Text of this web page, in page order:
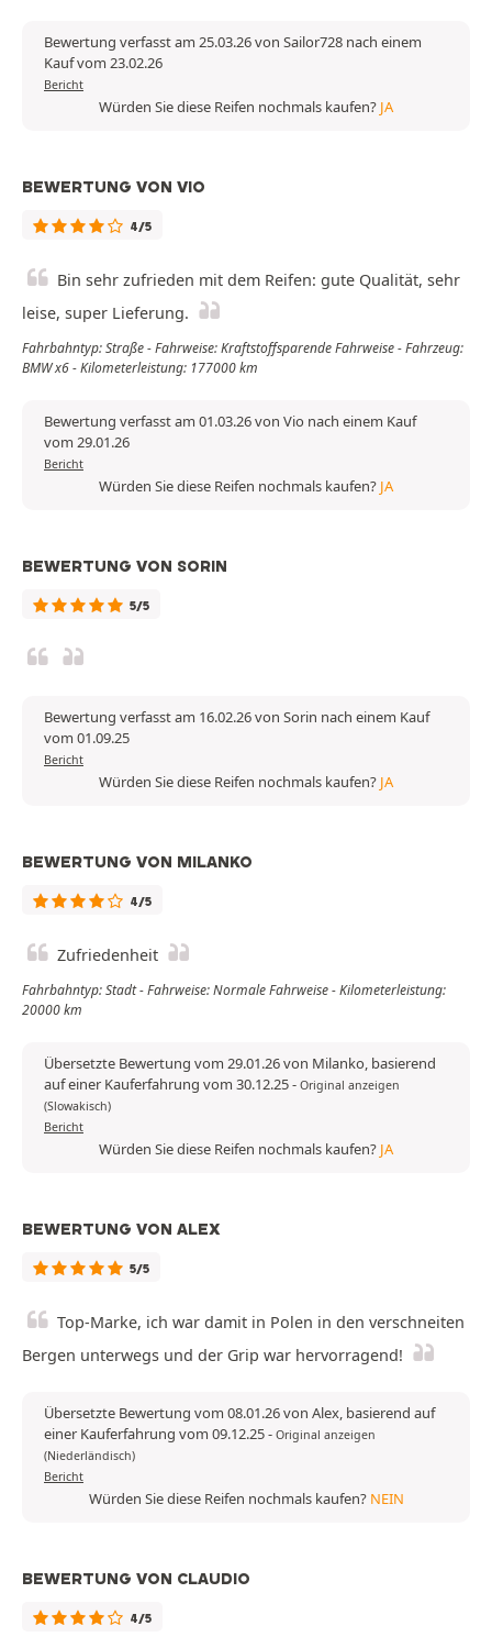
Bewertung verfasst am 25.03.26 von Sailor728 nach einem
Kauf vom 23.02.26
Bericht
Würden Sie diese Reifen nochmals kaufen? JA
BEWERTUNG VON VIO
4/5
Bin sehr zufrieden mit dem Reifen: gute Qualität, sehr
leise, super Lieferung.
Fahrbahntyp: Straße - Fahrweise: Kraftstoffsparende Fahrweise - Fahrzeug:
BMW x6 - Kilometerleistung: 177000 km
Bewertung verfasst am 01.03.26 von Vio nach einem Kauf
vom 29.01.26
Bericht
Würden Sie diese Reifen nochmals kaufen? JA
BEWERTUNG VON SORIN
5/5
Bewertung verfasst am 16.02.26 von Sorin nach einem Kauf
vom 01.09.25
Bericht
Würden Sie diese Reifen nochmals kaufen? JA
BEWERTUNG VON MILANKO
4/5
Zufriedenheit
Fahrbahntyp: Stadt - Fahrweise: Normale Fahrweise - Kilometerleistung:
20000 km
Übersetzte Bewertung vom 29.01.26 von Milanko, basierend
auf einer Kauferfahrung vom 30.12.25- Original anzeigen
(Slowakisch)
Bericht
Würden Sie diese Reifen nochmals kaufen? JA
BEWERTUNG VON ALEX
5/5
Top-Marke, ich war damit in Polen in den verschneiten
Bergen unterwegs und der Grip war hervorragend!
Übersetzte Bewertung vom 08.01.26 von Alex, basierend auf
einer Kauferfahrung vom 09.12.25- Original anzeigen
(Niederländisch)
Bericht
Würden Sie diese Reifen nochmals kaufen? NEIN
BEWERTUNG VON CLAUDIO
4/5